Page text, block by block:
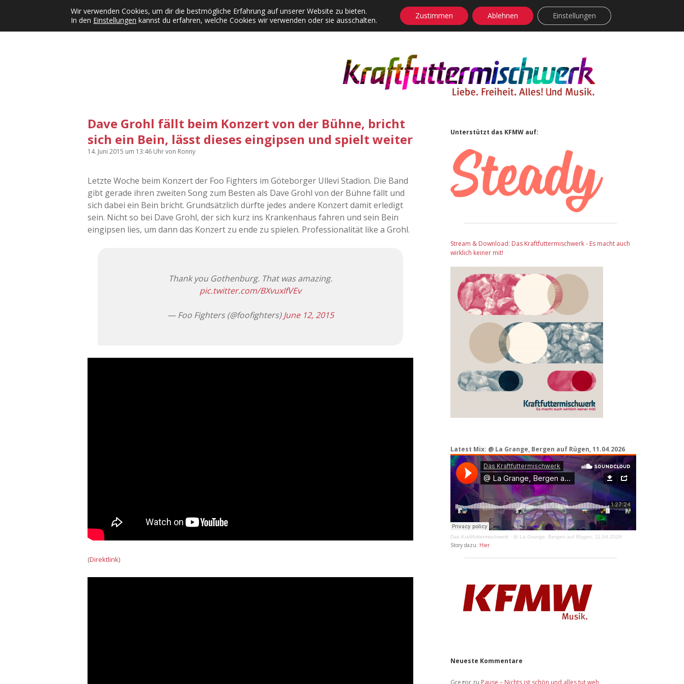
Kategorien Dropdown-Menü öffnen
KFMW-Disco Dates Instagrams Contact Adventskalender Dropdown-Menü öffnen facebook
instagram
rss soundcloud
vimeoBluesky
Dave Grohl fällt beim Konzert von der Bühne, bricht
sich ein Bein, lässt dieses eingipsen und spielt weiter
14. Juni 2015 um 13:46 Uhrvon Ronny
Letzte Woche beim Konzert der Foo Fighters im Göteborger Ullevi Stadion. Die Band
gibt gerade ihren zweiten Song zum Besten als Dave Grohl von der Bühne fällt und
sich dabei ein Bein bricht. Grundsätzlich dürfte jedes andere Konzert damit erledigt
sein. Nicht so bei Dave Grohl, der sich kurz ins Krankenhaus fahren und sein Bein
eingipsen lies, um dann das Konzert zu ende zu spielen. Professionalität like a Grohl.
Thank you Gothenburg. That was amazing.
pic.twitter.com/BXvuxIfVEv
— Foo Fighters (@foofighters)June 12, 2015
(Direktlink)
Sidebar
Unterstützt das KFMW auf:
Stream & Download: Das Kraftfuttermischwerk - Es macht auch
wirklich keiner mit!
Latest Mix: @ La Grange, Bergen auf Rügen, 11.04.2026
Das Kraftfuttermischwerk · @ La Grange, Bergen auf Rügen, 11.04.2026
Story dazu: Hier.
Neueste Kommentare
Gregor zu Pause – Nichts ist schön und alles tut weh
Wir verwenden Cookies, um dir die bestmögliche Erfahrung auf unserer Website zu bieten.
In den Einstellungen kannst du erfahren, welche Cookies wir verwenden oder sie ausschalten. Zustimmen Ablehnen Einstellungen